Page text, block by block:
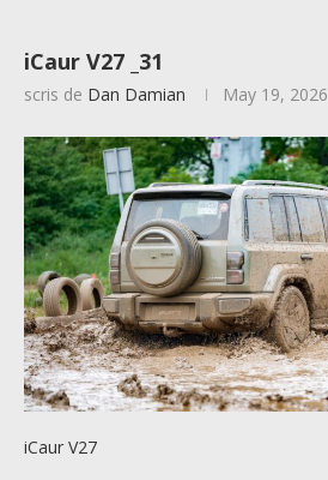
iCaur V27 _31
scris de Dan Damian May 19, 2026
iCaur V27